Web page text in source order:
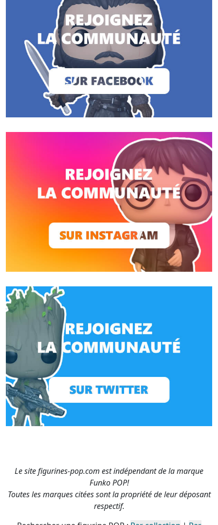
Le site figurines-pop.com est indépendant de la marque
Funko POP!
Toutes les marques citées sont la propriété de leur déposant
respectif.